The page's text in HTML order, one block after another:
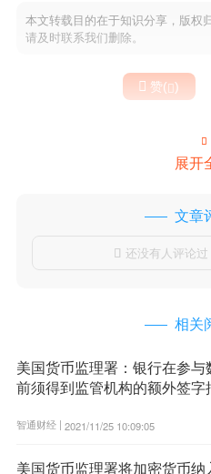
本文转载目的在于知识分享，版权
请及时联系我们删除。
 赞()

展开
文章
 还没有人评论过
相关
美国货币监理署：银行在参与
前须得到监管机构的额外签字
智通财经 | 2021/11/25 10:09:05
美国货币监理署将加密货币纳